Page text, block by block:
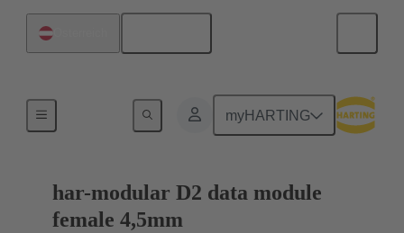
myHARTING
Motherboard-to-Daughtercard Verbindungen
har-modular D2 data module
female 4,5mm